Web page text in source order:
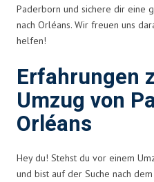
Paderborn und sichere dir eine
nach Orléans. Wir freuen uns
helfen!
Erfahrungen
Umzug von
Orléans
Hey du! Stehst du vor einem
und bist auf der Suche nach